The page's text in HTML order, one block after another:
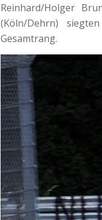
Reinhard/Holger
(Köln/Dehrn)
Gesamtrang.